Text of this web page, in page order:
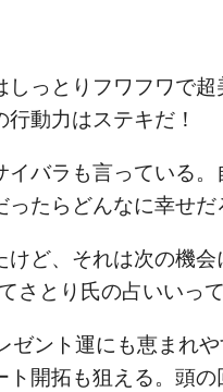
っとりフワフワで超
動力はステキだ！
イバラも言っている。
たらどんなに幸せだ
ど、それは次の機会
さとり氏の占いいっ
ント運にも恵まれや
開拓も狙える。頭の